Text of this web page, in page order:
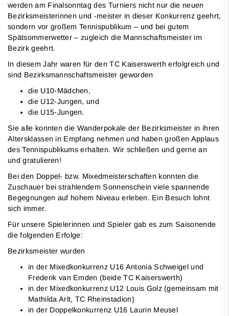
werden am Finalsonntag des Turniers nicht nur die neuen
Bezirksmeisterinnen und -meister in dieser Konkurrenz geehrt,
sondern vor großem Tennispublikum – und bei gutem
Spätsommerwetter – zugleich die Mannschaftsmeister im
Bezirk geehrt.
In diesem Jahr waren für den TC Kaiserswerth erfolgreich und
sind Bezirksmannschaftsmeister geworden
die U10-Mädchen,
die U12-Jungen, und
die U15-Jungen.
Sie alle konnten die Wanderpokale der Bezirksmeister in ihren
Altersklassen in Empfang nehmen und haben großen Applaus
des Tennispublikums erhalten. Wir schließen und gerne an
und gratulieren!
Bei den Doppel- bzw. Mixedmeisterschaften konnten die
Zuschauer bei strahlendem Sonnenschein viele spannende
Begegnungen auf hohem Niveau erleben. Ein Besuch lohnt
sich immer.
Für unsere Spielerinnen und Spieler gab es zum Saisonende
die folgenden Erfolge:
Bezirksmeister wurden
in der Mixedkonkurrenz U16 Antonia Schweigel und
Frederik van Emden (beide TC Kaiserswerth)
in der Mixedkonkurrenz U12 Louis Golz (gemeinsam mit
Mathilda Arlt, TC Rheinstadion)
in der Doppelkonkurrenz U16 Laurin Meusel